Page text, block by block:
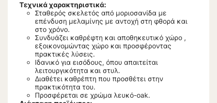
Τεχνικά χαρακτηριστικά:
Σταθερός σκελετός από μοριοσανίδα με
επένδυση μελαμίνης με αντοχή στη φθορά και
στο χρόνο.
Συνδυάζει καθρέφτη και αποθηκευτικό χώρο ,
εξοικονομώντας χώρο και προσφέροντας
πρακτικές λύσεις.
Ιδανικό για εισόδους, όπου απαιτείται
λειτουργικότητα και στυλ.
Διαθέτει καθρέπτη που προσθέτει στην
πρακτικότητα του.
Προσφέρεται σε χρώμα λευκό-oak.